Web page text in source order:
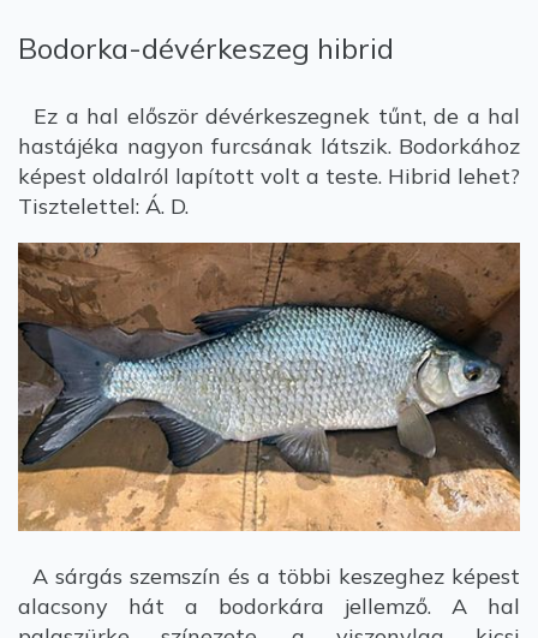
Bodorka-dévérkeszeg hibrid
Ez a hal először dévérkeszegnek tűnt, de a hal
hastájéka nagyon furcsának látszik. Bodorkához
képest oldalról lapított volt a teste. Hibrid lehet?
Tisztelettel: Á. D.
A sárgás szemszín és a többi keszeghez képest
alacsony hát a bodorkára jellemző. A hal